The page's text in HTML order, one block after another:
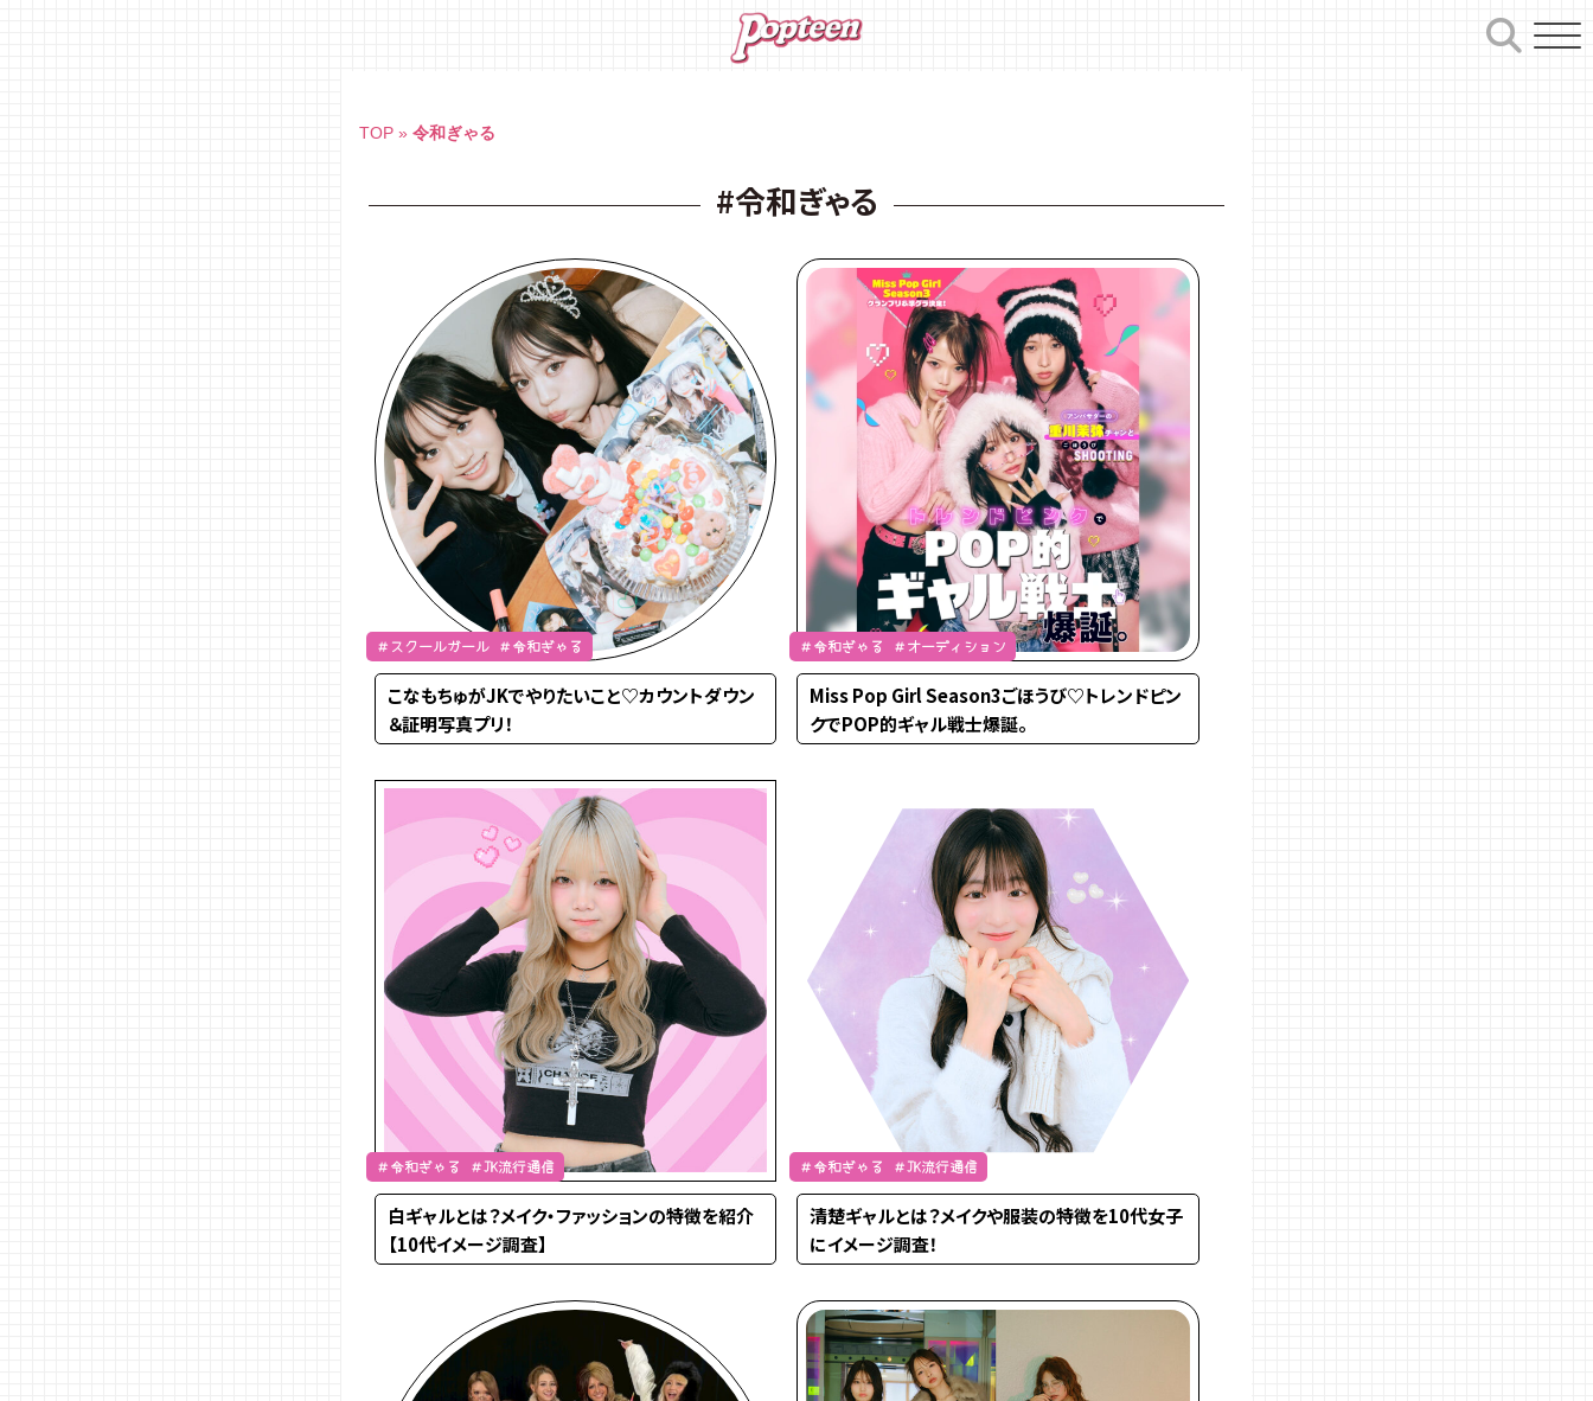
TOP »令和ぎゃる
#令和ぎゃる
＃スクールガール ＃令和ぎゃる
こなもちゅがJKでやりたいこと♡カウントダウン
＆証明写真プリ！
＃令和ぎゃる ＃オーディション
Miss Pop Girl Season3ごほうび♡トレンドピン
クでPOP的ギャル戦士爆誕。
＃令和ぎゃる ＃JK流行通信
白ギャルとは？メイク・ファッションの特徴を紹介
【10代イメージ調査】
＃令和ぎゃる ＃JK流行通信
清楚ギャルとは？メイクや服装の特徴を10代女子
にイメージ調査！